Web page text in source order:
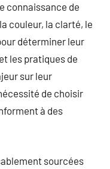
connaissance de
couleur, la clarté, le
déterminer leur
les pratiques de
sur leur
de choisir
à des
sourcées